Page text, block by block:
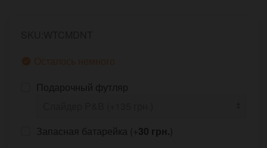
Подарочный футляр
Запасная батарейка (+30 грн.)